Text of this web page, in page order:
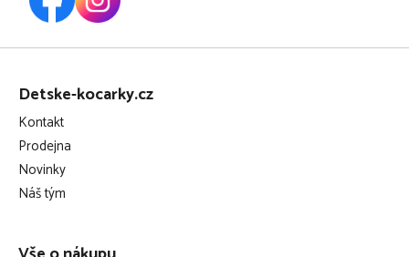
Z
Detske-kocarky.cz
Kontakt
Prodejna
Novinky
Náš tým